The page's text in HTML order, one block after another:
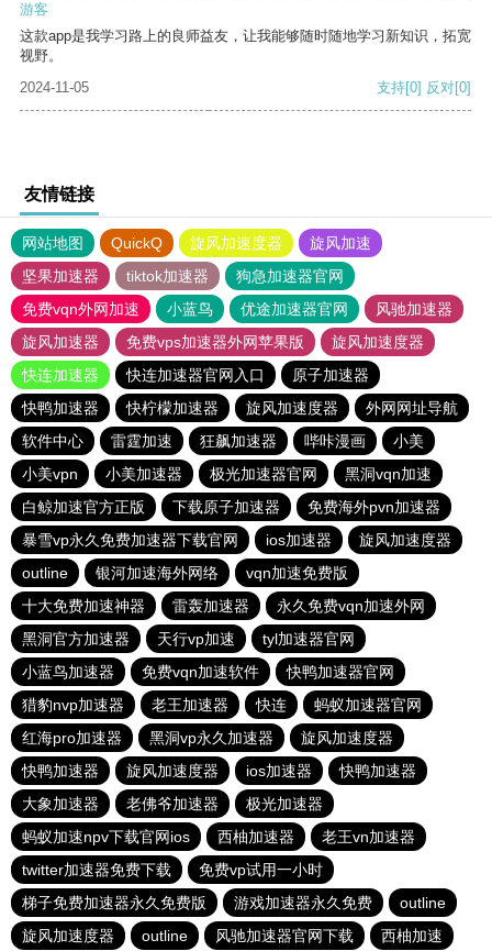
游客
这款app是我学习路上的良师益友，让我能够随时随地学习新知识，拓宽
视野。
2024-11-05
支持[0] 反对[0]
友情链接
网站地图 QuickQ 旋风加速度器
旋风加速
坚果加速器
tiktok加速器
狗急加速器官网
免费vqn外网加速
小蓝鸟 优途加速器官网
风驰加速器
旋风加速器
免费vps加速器外网苹果版
旋风加速度器
快连加速器
快连加速器官网入口
原子加速器
快鸭加速器
快柠檬加速器 旋风加速度器
外网网址导航
软件中心
雷霆加速 狂飙加速器 哔咔漫画
小美
小美vpn
小美加速器 极光加速器官网
黑洞vqn加速
白鲸加速官方正版
下载原子加速器
免费海外pvn加速器
暴雪vp永久免费加速器下载官网
ios加速器
旋风加速度器
outline
银河加速海外网络
vqn加速免费版
十大免费加速神器
雷轰加速器
永久免费vqn加速外网
黑洞官方加速器
天行vp加速
tyl加速器官网
小蓝鸟加速器
免费vqn加速软件
快鸭加速器官网
猎豹nvp加速器
老王加速器 快连
蚂蚁加速器官网
红海pro加速器
黑洞vp永久加速器
旋风加速度器
快鸭加速器
旋风加速度器 ios加速器
快鸭加速器
大象加速器
老佛爷加速器
极光加速器
蚂蚁加速npv下载官网ios
西柚加速器
老王vn加速器
twitter加速器免费下载
免费vp试用一小时
梯子免费加速器永久免费版
游戏加速器永久免费
outline
旋风加速度器
outline 风驰加速器官网下载 西柚加速